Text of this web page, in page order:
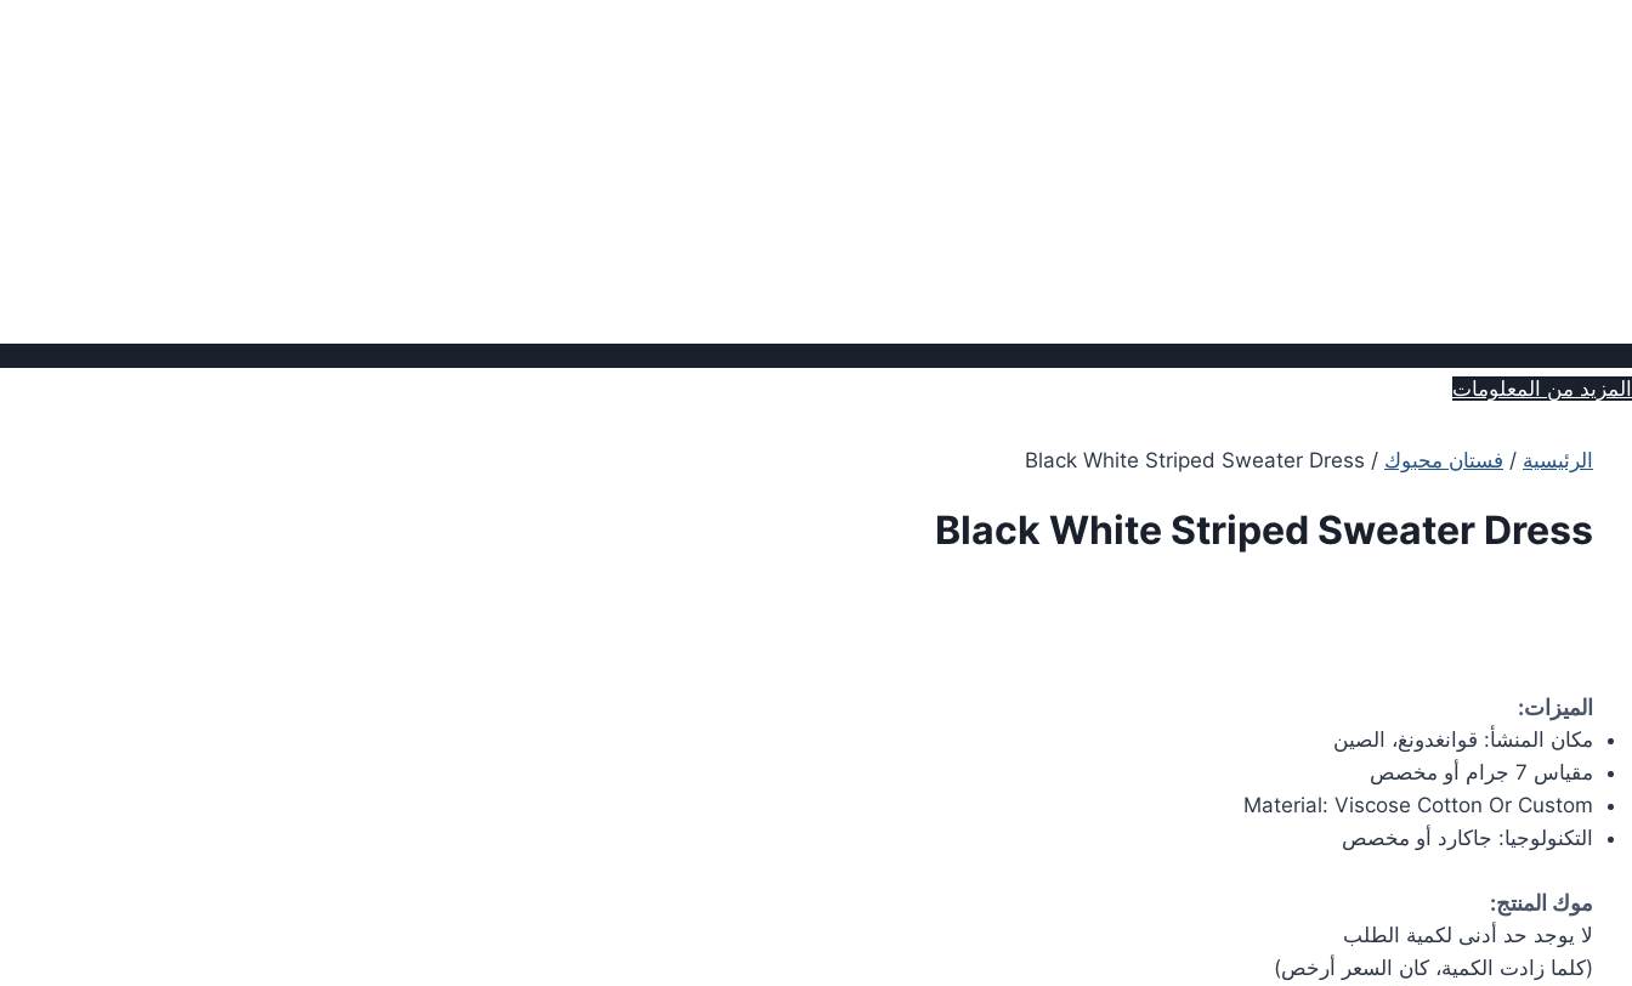
المزيد من المعلومات
الرئيسية / فستان محبوك / Black White Striped Sweater Dress
Black White Striped Sweater Dress
الميزات:
مكان المنشأ: قوانغدونغ، الصين
مقياس 7 جرام أو مخصص
Material: Viscose Cotton Or Custom
التكنولوجيا: جاكارد أو مخصص
موك المنتج:
لا يوجد حد أدنى لكمية الطلب
(كلما زادت الكمية، كان السعر أرخص)